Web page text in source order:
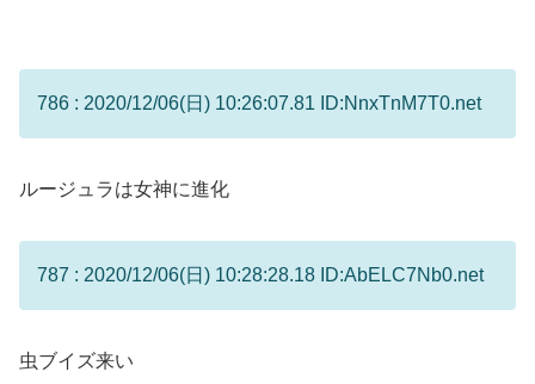
786 : 2020/12/06(日) 10:26:07.81 ID:NnxTnM7T0.net
ルージュラは女神に進化
787 : 2020/12/06(日) 10:28:28.18 ID:AbELC7Nb0.net
虫ブイズ来い